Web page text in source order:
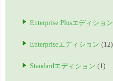
Enterprise Plusエディション
Enterpriseエディション (12)
Standardエディション (1)